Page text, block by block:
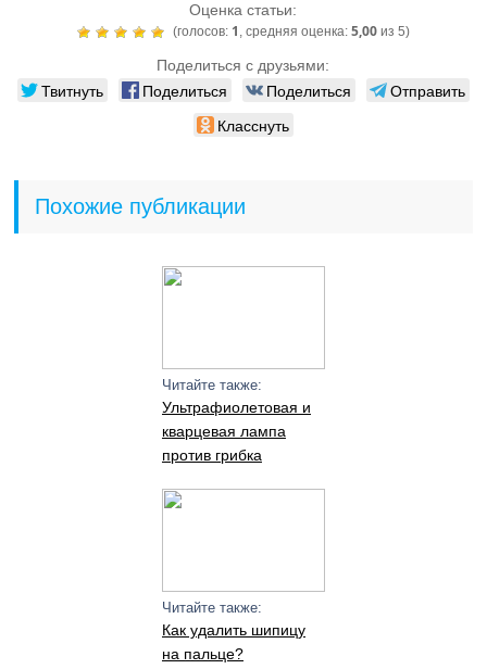
Оценка статьи:
(голосов: 1 , средняя оценка: 5,00из 5)
Поделиться с друзьями:
Твитнуть Поделиться Поделиться
Отправить
Класснуть
Похожие публикации
Читайте также:
Ультрафиолетовая и
кварцевая лампа
против грибка
Читайте также:
Как удалить шипицу
на пальце?